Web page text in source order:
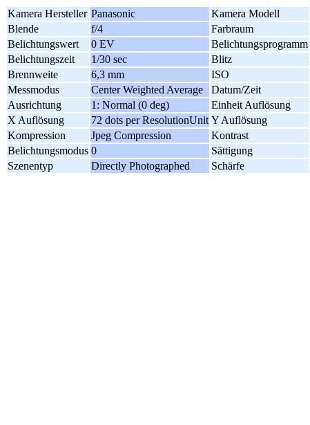
Kamera Hersteller Panasonic Kamera Modell
Blende
f/4 Farbraum
Belichtungswert
0 EV Belichtungsprogramm
Belichtungszeit
1/30 sec Blitz
Brennweite
6,3 mm ISO
Messmodus
Center Weighted Average Datum/Zeit
Ausrichtung
1: Normal (0 deg) Einheit Auflösung
X Auflösung
72 dots per ResolutionUnit Y Auflösung
Kompression
Jpeg Compression Kontrast
Belichtungsmodus 0 Sättigung
Szenentyp
Directly Photographed Schärfe